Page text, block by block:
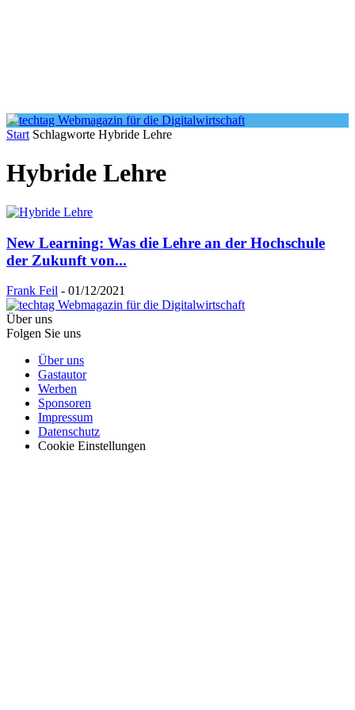
Start Schlagworte Hybride Lehre
Hybride Lehre
New Learning: Was die Lehre an der Hochschule
der Zukunft von...
Frank Feil - 01/12/2021
Über uns
Folgen Sie uns
Über uns
Gastautor
Werben
Sponsoren
Impressum
Datenschutz
Cookie Einstellungen